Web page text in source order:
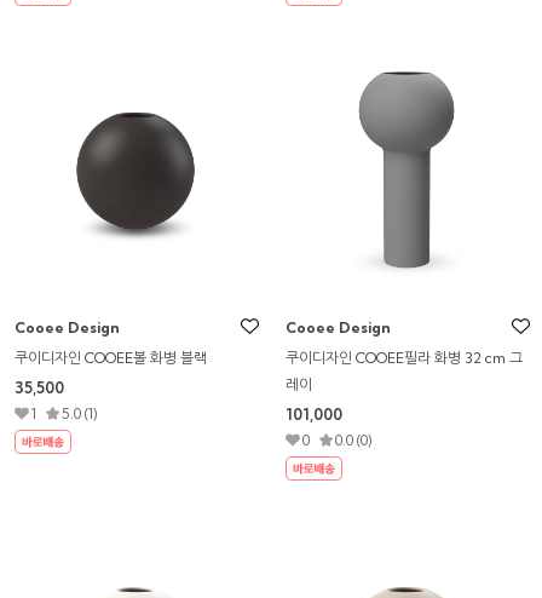
Cooee Design
쿠이디자인 COOEE볼 화병 블랙
35,500
1 5.0 (1)
Cooee Design
쿠이디자인 COOEE필라 화병 32 cm 그
레이
101,000
0 0.0 (0)